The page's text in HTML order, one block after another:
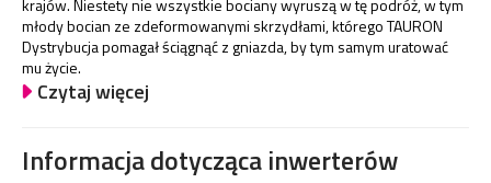
młody bocian ze zdeformowanymi skrzydłami, którego TAURON
Dystrybucja pomagał ściągnąć z gniazda, by tym samym uratować
mu życie.
Czytaj więcej
Informacja dotycząca inwerterów